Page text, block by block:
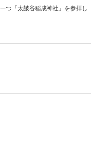
つ「太皷谷稲成神社」を参拝し